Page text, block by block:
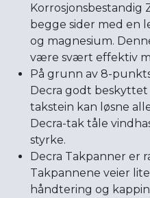
Korrosjonsbestandig
begge sider med en
og magnesium.
være svært effektiv
På grunn av 8-
Decra godt
takstein kan løsne
Decra-tak tåle
styrke.
Decra Takpanner er
Takpannene veier
håndtering og